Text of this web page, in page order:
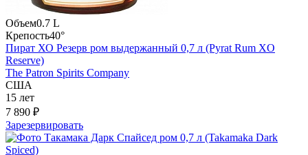
Объем0.7 L
Крепость40°
Пират ХО Резерв ром выдержанный 0,7 л (Pyrat Rum XO
Reserve)
The Patron Spirits Company
США
15 лет
7 890 ₽
Зарезервировать